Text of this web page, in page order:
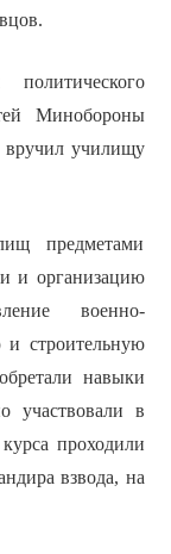
Минобороны
училищу
предметами
и организацию
военно-
и строительную
навыки
участвовали в
проходили
взвода, на